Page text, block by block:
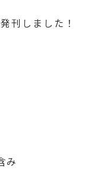
刊しました！
み